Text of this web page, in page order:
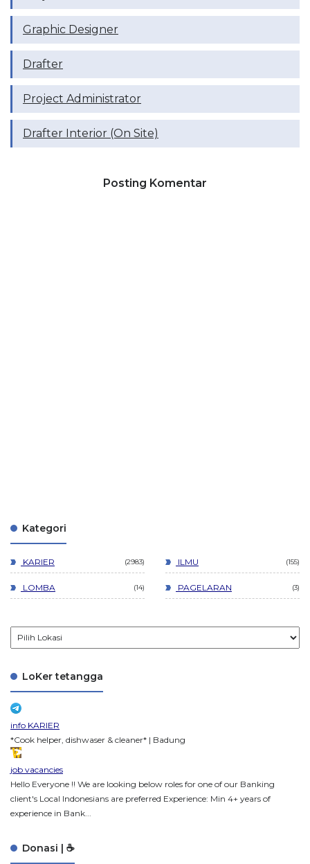
Graphic Designer
Drafter
Project Administrator
Drafter Interior (On Site)
Posting Komentar
Kategori
KARIER 2983 ILMU 155
LOMBA 14 PAGELARAN 3
LoKer tetangga
info KARIER
*Cook helper, dishwaser & cleaner* | Badung
job vacancies
Hello Everyone !! We are looking below roles for one of our Banking
client's Local Indonesians are preferred Experience: Min 4+ years of
experience in Bank...
Donasi | ☕